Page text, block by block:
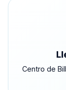
Centro de